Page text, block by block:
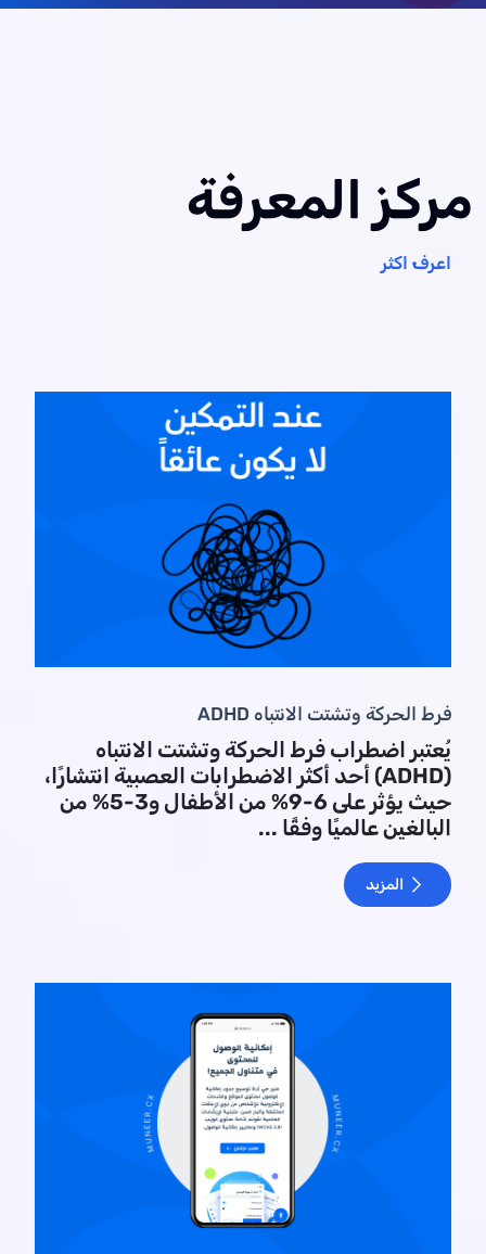
مركز المعرفة
اعرف اكثر
فرط الحركة وتشتت الانتباه ADHD
يُعتبر اضطراب فرط الحركة وتشتت الانتباه
(ADHD) أحد أكثر الاضطرابات العصبية انتشارًا،
حيث يؤثر على 6-9% من الأطفال و3-5% من
البالغين عالميًا وفقًا ...
المزيد